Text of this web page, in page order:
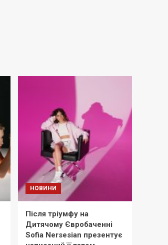
НОВИНИ
Після тріумфу на
Дитячому Євробаченні
Sofia Nersesian презентує